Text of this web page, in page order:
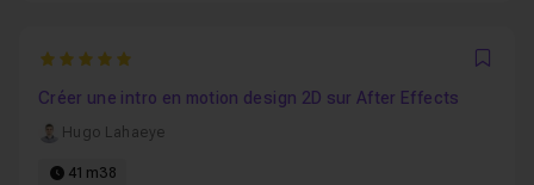
5
Créer une intro en motion design 2D sur After Effects
Hugo Lahaeye
41m38